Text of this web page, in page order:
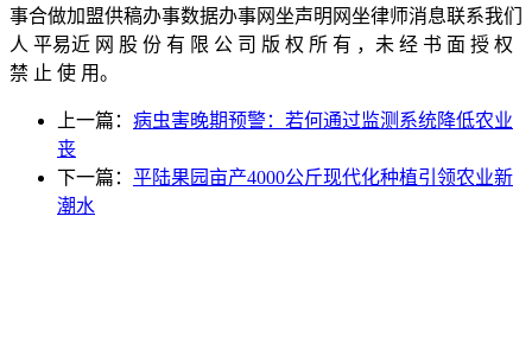
事合做加盟供稿办事数据办事网坐声明网坐律师消息联系我们
人 平易近 网 股 份 有 限 公 司 版 权 所 有 ，未 经 书 面 授 权
禁 止 使 用。
上一篇： 病虫害晚期预警：若何通过监测系统降低农业
丧
下一篇： 平陆果园亩产4000公斤现代化种植引领农业新
潮水